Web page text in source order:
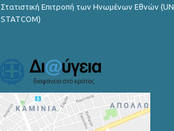
Στατιστική Επιτροπή των Ηνωμένων Εθνών (UN
STATCOM)